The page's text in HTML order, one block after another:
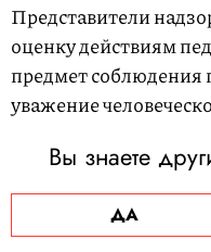
Представители
оценку действиям
предмет соблюдения
уважение
Вы знаете
ДА